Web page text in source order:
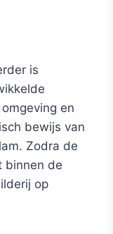
is
en
bewijs van
Zodra de
binnen de
op